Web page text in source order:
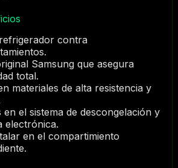
contra
Samsung que asegura
total.
materiales de alta resistencia y
en el sistema de descongelación y
electrónica.
en el compartimiento